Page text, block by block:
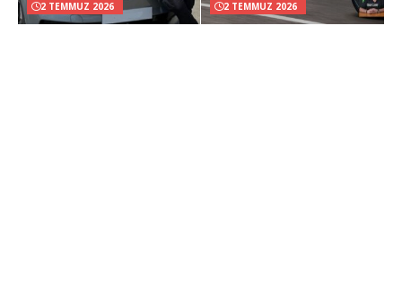
2 TEMMUZ 2026 2 TEMMUZ 2026